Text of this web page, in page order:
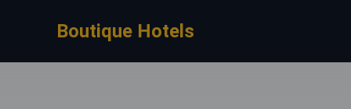
Boutique Hotels